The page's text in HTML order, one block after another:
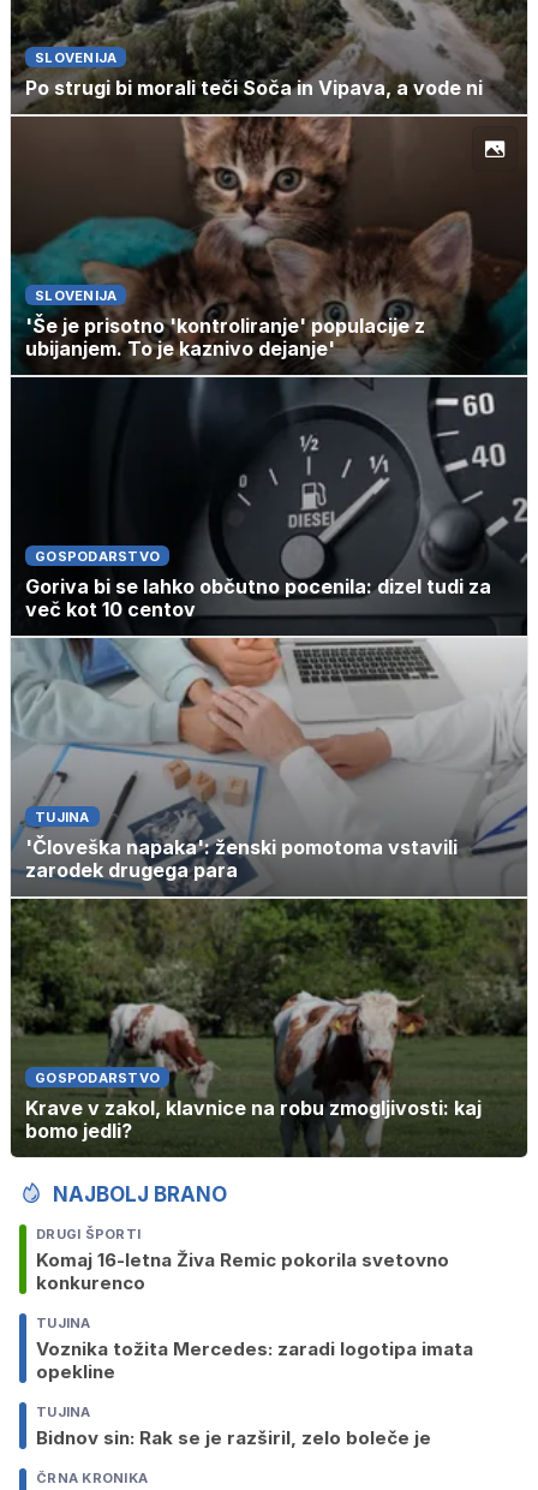
SLOVENIJA
Po strugi bi morali teči Soča in Vipava, a vode ni
SLOVENIJA
'Še je prisotno 'kontroliranje' populacije z
ubijanjem. To je kaznivo dejanje'
GOSPODARSTVO
Goriva bi se lahko občutno pocenila: dizel tudi za
več kot 10 centov
TUJINA
'Človeška napaka': ženski pomotoma vstavili
zarodek drugega para
GOSPODARSTVO
Krave v zakol, klavnice na robu zmogljivosti: kaj
bomo jedli?
NAJBOLJ BRANO
DRUGI ŠPORTI
Komaj 16-letna Živa Remic pokorila svetovno
konkurenco
TUJINA
Voznika tožita Mercedes: zaradi logotipa imata
opekline
TUJINA
Bidnov sin: Rak se je razširil, zelo boleče je
ČRNA KRONIKA